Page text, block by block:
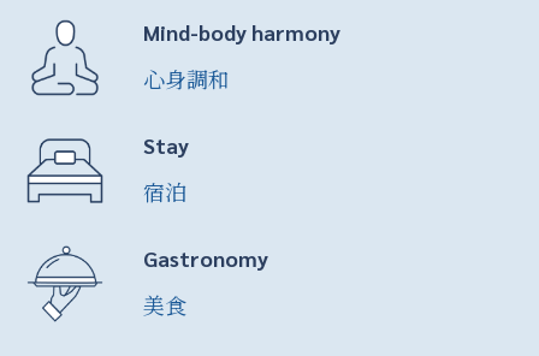
Mind-body harmony
心身調和
Stay
宿泊
Gastronomy
美食